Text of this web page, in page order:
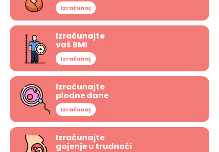
Izračunaj
Izračunajte
vaš BMI
Izračunaj
Izračunajte
plodne dane
Izračunaj
Izračunajte
gojenje u trudnoći